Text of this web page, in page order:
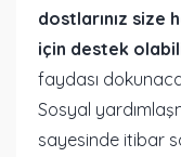
dostlarınız size
için destek
faydası
Sosyal
sayesinde itibar